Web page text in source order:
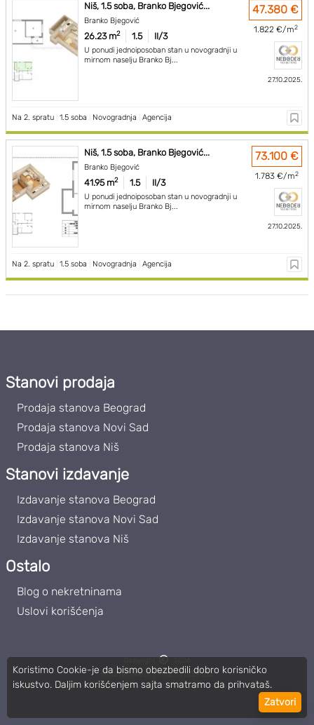
Niš, 1.5 soba, Branko Bjegović...
Branko Bjegović
26.23 m2 1.5 II/3
U ponudi jednoiposoban stan u novogradnji u
mirnom naselju Branko Bj...
47.380 €
1.822 €/m2
27.10.2025.
Na 2. spratu 1.5 soba Novogradnja Agencija
Niš, 1.5 soba, Branko Bjegović...
Branko Bjegović
41.95 m2 1.5 II/3
U ponudi jednoiposoban stan u novogradnji u
mirnom naselju Branko Bj...
73.100 €
1.783 €/m2
27.10.2025.
Na 2. spratu 1.5 soba Novogradnja Agencija
Stanovi prodaja
Prodaja stanova Beograd
Prodaja stanova Novi Sad
Prodaja stanova Niš
Stanovi izdavanje
Izdavanje stanova Beograd
Izdavanje stanova Novi Sad
Izdavanje stanova Niš
Ostalo
Blog o nekretninama
Uslovi korišćenja
Roommateor | PIB: 111859102
Koristimo Cookie-je da bismo obezbedili dobro korisničko
iskustvo. Daljim korišćenjem sajta smatramo da prihvataš.
Zatvori